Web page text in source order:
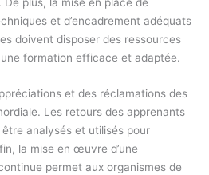
et d’encadrement adéquats
doivent disposer des ressources
formation efficace et adaptée.
et des réclamations des
Les retours des apprenants
analysés et utilisés pour
la mise en œuvre d’une
permet aux organismes de